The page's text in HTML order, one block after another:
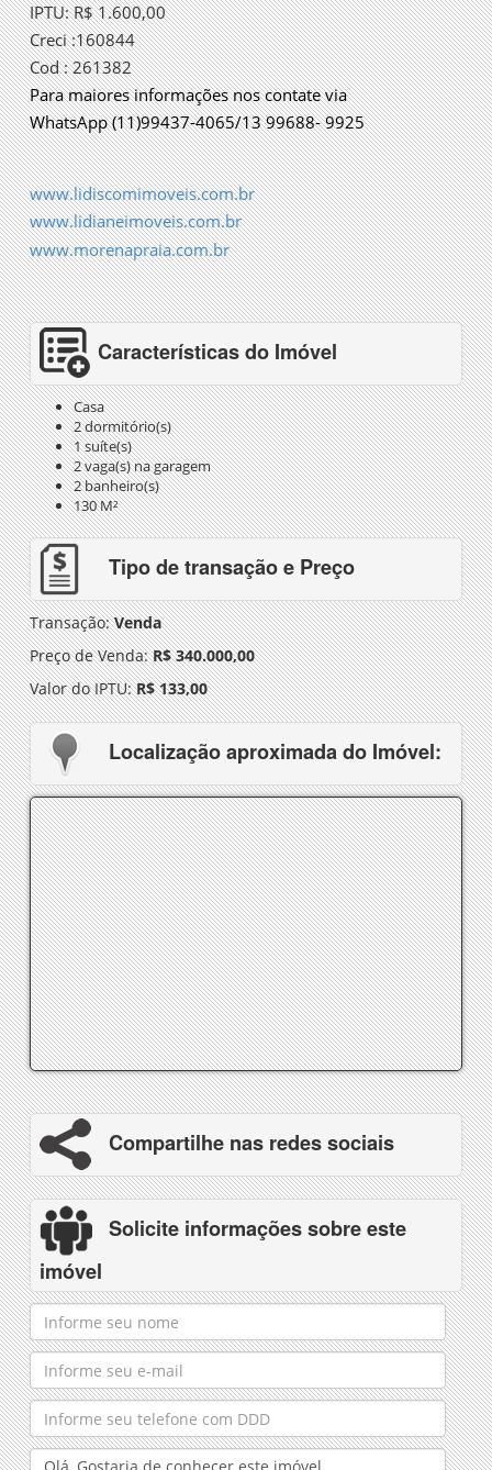
IPTU: R$ 1.600,00
Creci :160844
Cod : 261382
Para maiores informações nos contate via
WhatsApp (11)99437-4065/13 99688- 9925
www.lidiscomimoveis.com.br
www.lidianeimoveis.com.br
www.morenapraia.com.br
Características do Imóvel
Casa
2 dormitório(s)
1 suíte(s)
2 vaga(s) na garagem
2 banheiro(s)
130 M²
Tipo de transação e Preço
Transação:Venda
Preço de Venda:R$ 340.000,00
Valor do IPTU:R$ 133,00
Localização aproximada do Imóvel:
Compartilhe nas redes sociais
Solicite informações sobre este
imóvel